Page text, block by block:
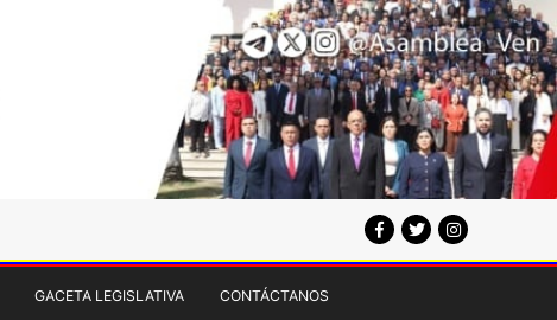
GACETA LEGISLATIVA CONTÁCTANOS